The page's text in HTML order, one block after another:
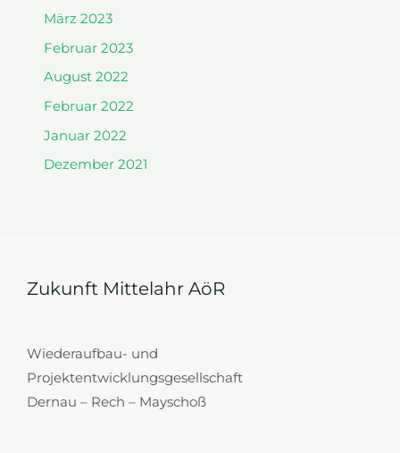
März 2023
Februar 2023
August 2022
Februar 2022
Januar 2022
Dezember 2021
Zukunft Mittelahr AöR
Wiederaufbau- und
Projektentwicklungsgesellschaft
Dernau – Rech – Mayschoß